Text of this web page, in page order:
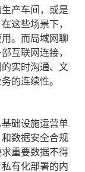
产车间，或是
这些场景下，
。而局域网聊
互联网连接，
实时沟通、文
的连续性。
础设施运营单
数据安全合规
重要数据不得
有化部署的内